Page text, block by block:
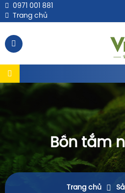
0971 001 881
Trang chủ
Bồn tắm
Trang chủ